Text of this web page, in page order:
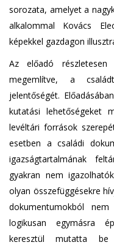
l
)
sorozata, amelyet a
alkalommal Kovács
képekkel gazdagon
Az előadó
megemlítve, a
jelentőségét.
kutatási lehetőségeket
levéltári források
esetben a családi
igazságtartalmának
gyakran nem
olyan összefüggésekre
dokumentumokból
logikusan egymásra
keresztül mutatta be